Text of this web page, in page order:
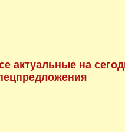
актуальные на